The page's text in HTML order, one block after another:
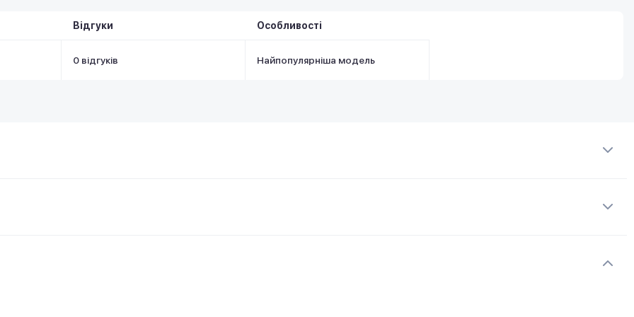
Відгуки Особливості
0 відгуків Найпопулярніша модель